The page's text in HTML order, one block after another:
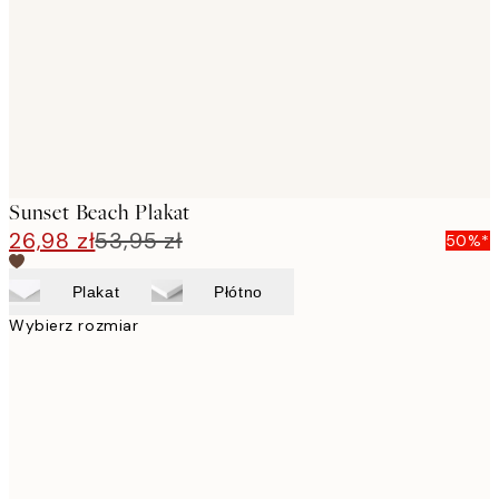
Sunset Beach Plakat
26,98 zł53,95 zł 50%*
Plakat Płótno
Wybierz rozmiar